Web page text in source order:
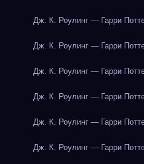
Дж. К. Роулинг — Гарри
Дж. К. Роулинг — Гарри
Дж. К. Роулинг — Гарри
Дж. К. Роулинг — Гарри
Дж. К. Роулинг — Гарри
Дж. К. Роулинг — Гарри